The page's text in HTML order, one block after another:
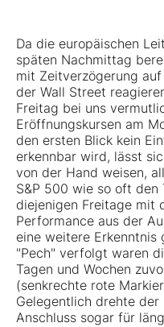
Da die europäischen
späten Nachmittag
mit Zeitverzögerung
der Wall Street
Freitag bei uns
Eröffnungskursen am
den ersten Blick kein
erkennbar wird, lässt
von der Hand weisen,
S&P 500 wie so oft den
diejenigen Freitage mit
Performance aus der
eine weitere Erkenntnis
"Pech" verfolgt waren
Tagen und Wochen
(senkrechte rote
Gelegentlich drehte der
Anschluss sogar für